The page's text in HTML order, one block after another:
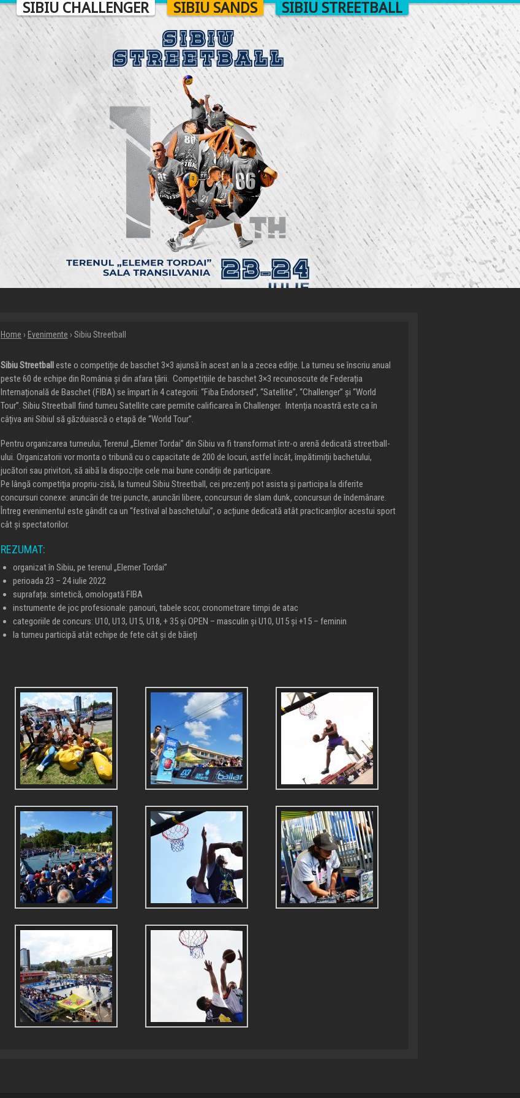
SIBIU STREETBALL
SIBIU SANDS
SIBIU CHALLENGER
Home › Evenimente › Sibiu Streetball
Sibiu Streetballeste o competiție de baschet 3×3 ajunsă în acest an la a zecea ediție. La turneu se înscriu anual
peste 60 de echipe din România și din afara țării. Competițiile de baschet 3×3 recunoscute de Federația
Internațională de Baschet (FIBA) se împart în 4 categorii: “Fiba Endorsed”, “Satellite”, “Challenger” și “World
Tour”. Sibiu Streetball fiind turneu Satellite care permite calificarea în Challenger. Intenția noastră este ca în
câțiva ani Sibiul să găzduiască o etapă de “World Tour”.
Pentru organizarea turneului, Terenul „Elemer Tordai” din Sibiu va fi transformat într-o arenă dedicată streetball-
ului. Organizatorii vor monta o tribună cu o capacitate de 200 de locuri, astfel încât, împătimiții bachetului,
jucători sau privitori, să aibă la dispoziție cele mai bune condiții de participare.
Pe lângă competiţia propriu-zisă, la turneul Sibiu Streetball, cei prezenți pot asista și participa la diferite
concursuri conexe: aruncări de trei puncte, aruncări libere, concursuri de slam dunk, concursuri de îndemânare.
Întreg evenimentul este gândit ca un “festival al baschetului”, o acțiune dedicată atât practicanților acestui sport
cât și spectatorilor.
REZUMAT:
organizat în Sibiu, pe terenul „Elemer Tordai”
perioada 23 – 24 iulie 2022
suprafața: sintetică, omologată FIBA
instrumente de joc profesionale: panouri, tabele scor, cronometrare timpi de atac
categoriile de concurs: U10, U13, U15, U18, + 35 și OPEN – masculin și U10, U15 și +15 – feminin
la turneu participă atât echipe de fete cât și de băieți